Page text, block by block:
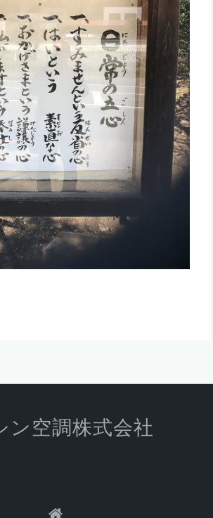
ン空調株式会社